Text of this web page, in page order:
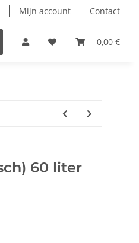
Mijn account Contact
0,00 €
Wellness
60 liter